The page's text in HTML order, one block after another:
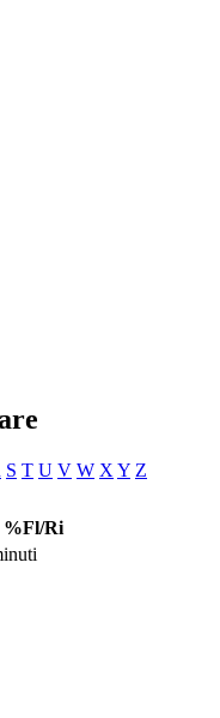
S T U V W X Y Z
%Fl/Ri